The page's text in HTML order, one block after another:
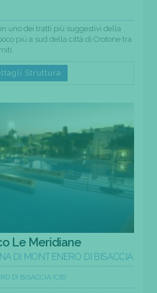
uno dei tratti più suggestivi della
più a sud della città di Crotone tra
Struttura
Le Meridiane
DI MONTENERO DI BISACCIA
DI BISACCIA (CB)